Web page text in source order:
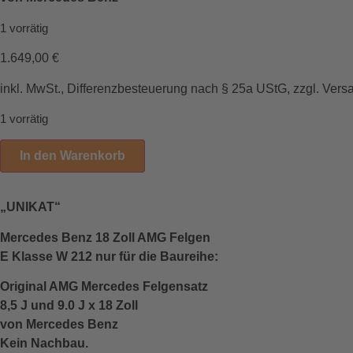
1 vorrätig
1.649,00 €
inkl. MwSt., Differenzbesteuerung nach § 25a UStG, zzgl.
1 vorrätig
In den Warenkorb
„UNIKAT“
Mercedes Benz 18 Zoll AMG Felgen
E Klasse W 212 nur für die Baureihe:
Original AMG Mercedes Felgensatz
8,5 J und 9.0 J x 18 Zoll
von Mercedes Benz
Kein Nachbau.